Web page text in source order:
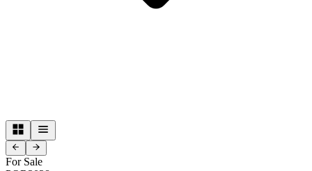
For Sale